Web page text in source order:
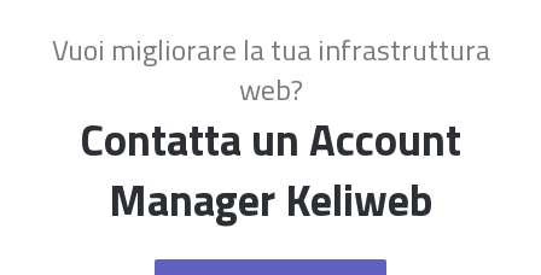
Vuoi migliorare la tua infrastruttura
web?
Contatta un Account
Manager Keliweb